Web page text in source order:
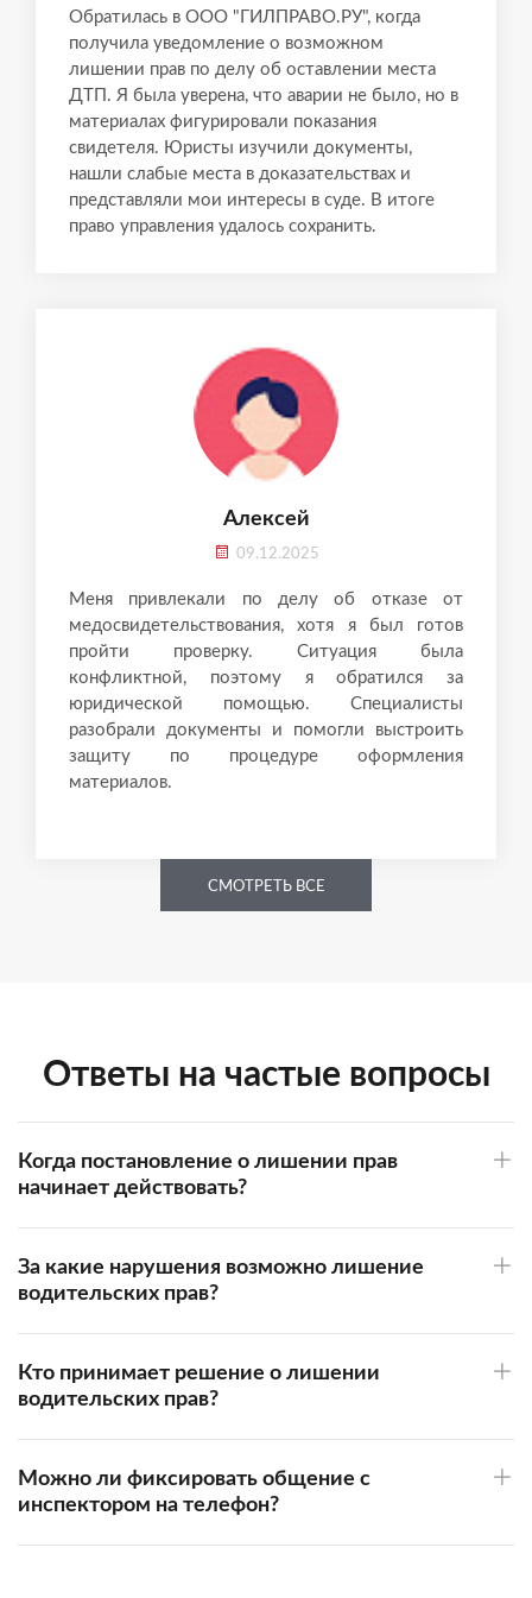
Обратилась в ООО "ГИЛПРАВО.РУ", когда
получила уведомление о возможном
лишении прав по делу об оставлении места
ДТП. Я была уверена, что аварии не было, но в
материалах фигурировали показания
свидетеля. Юристы изучили документы,
нашли слабые места в доказательствах и
представляли мои интересы в суде. В итоге
право управления удалось сохранить.
Меня привлекали по делу об отказе от
медосвидетельствования, хотя я был готов
пройти проверку. Ситуация была
конфликтной, поэтому я обратился за
юридической помощью. Специалисты
разобрали документы и помогли выстроить
защиту по процедуре оформления
материалов.
Алексей
09.12.2025
СМОТРЕТЬ ВСЕ
Ответы на частые вопросы
Когда постановление о лишении прав
начинает действовать?
За какие нарушения возможно лишение
водительских прав?
Кто принимает решение о лишении
водительских прав?
Можно ли фиксировать общение с
инспектором на телефон?